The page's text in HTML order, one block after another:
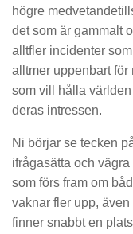
högre
det som är gammalt
alltfler incidenter
alltmer uppenbart för
som vill hålla
deras intressen.
Ni börjar se tecken
ifrågasätta och
som förs fram om
vaknar fler upp,
finner snabbt en